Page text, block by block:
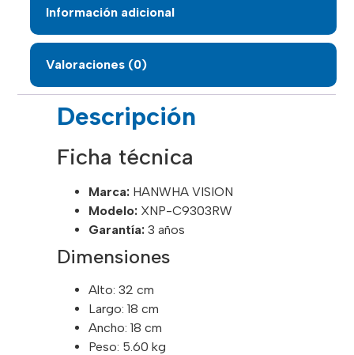
Información adicional
Valoraciones (0)
Descripción
Ficha técnica
Marca: HANWHA VISION
Modelo: XNP-C9303RW
Garantía: 3 años
Dimensiones
Alto: 32 cm
Largo: 18 cm
Ancho: 18 cm
Peso: 5.60 kg